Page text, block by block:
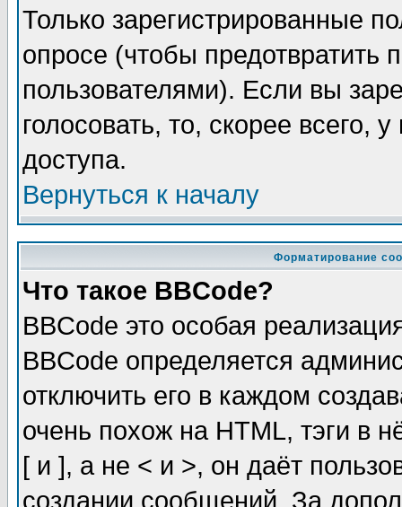
Только зарегистрированные
опросе (чтобы предотвратить
пользователями). Если вы
голосовать, то, скорее всего,
доступа.
Вернуться к началу
Форматирование
Что такое BBCode?
BBCode это особая
BBCode определяется
отключить его в каждом
очень похож на HTML, тэги в
[ и ], а не < и >, он даёт
создании сообщений. За